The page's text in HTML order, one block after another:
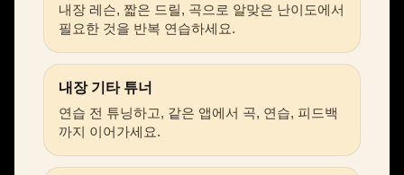
내장 레슨, 짧은 드릴, 곡으로 알맞은 난이도에서
필요한 것을 반복 연습하세요.
내장 기타 튜너
연습 전 튜닝하고, 같은 앱에서 곡, 연습, 피드백
까지 이어가세요.